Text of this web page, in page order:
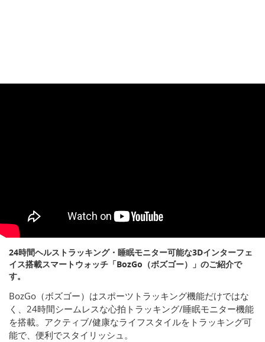
24時間ヘルストラッキング・睡眠モニター可能な3Dインターフェ
イス搭載スマートウォッチ「BozGo（ボズゴー）」のご紹介で
す。
BozGo（ボズゴー）はスポーツトラッキング機能だけではな
く、24時間シームレスな心拍トラッキング/睡眠モニター機能
を搭載。アクティブ/健康なライフスタイルをトラッキング可
能で、便利でスタイリッシュ。